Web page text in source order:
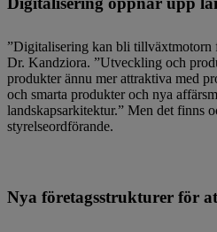
”Digitalisering kan bli tillväxtmotorn
Dr. Kandziora. ”Utveckling och
produkter ännu mer attraktiva med
och smarta produkter och nya
landskapsarkitektur.” Men det finns
styrelseordförande.
Nya företagsstrukturer för